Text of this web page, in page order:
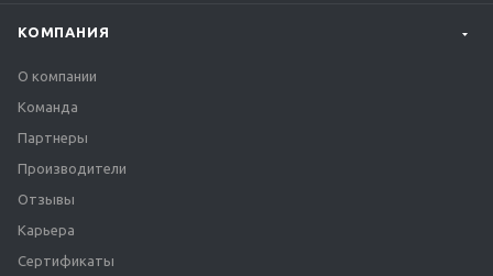
КОМПАНИЯ
О компании
Команда
Партнеры
Производители
Отзывы
Карьера
Сертификаты